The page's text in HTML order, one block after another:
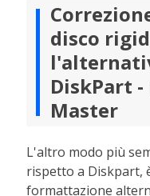
disco
DiskPart -
Master
L'altro modo più
rispetto a Diskpart,
formattazione